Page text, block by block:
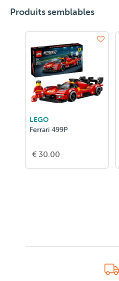
Produits semblables
LEGO
Ferrari 499P
€ 30.00